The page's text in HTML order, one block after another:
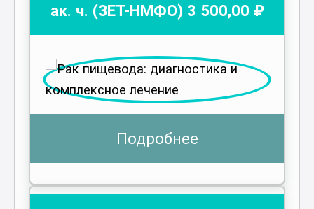
ак. ч. (ЗЕТ-НМФО) 3 500,00 ₽
Подробнее